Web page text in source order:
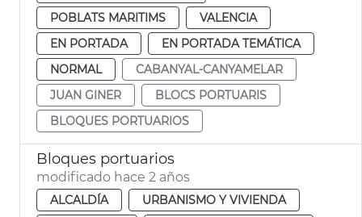
POBLATS MARITIMS
VALENCIA
EN PORTADA
EN PORTADA TEMÁTICA
NORMAL
CABANYAL-CANYAMELAR
JUAN GINER
BLOCS PORTUARIS
BLOQUES PORTUARIOS
Bloques portuarios
modificado hace 2 años
ALCALDÍA
URBANISMO Y VIVIENDA